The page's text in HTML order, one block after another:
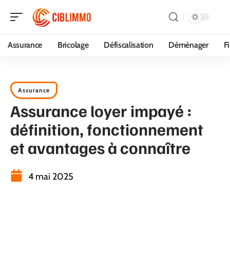
Assurance Bricolage Défiscalisation Déménager
Assurance
Assurance loyer impayé :
définition, fonctionnement
et avantages à connaître
4 mai 2025